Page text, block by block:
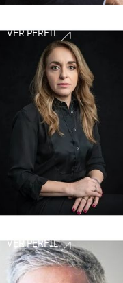
VER PERFIL
VER PERFIL